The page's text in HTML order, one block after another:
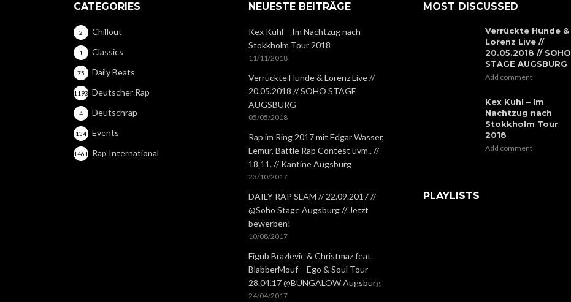
CATEGORIES
Chillout
2
Classics
1
Daily Beats
75
Deutscher Rap
1193
Deutschrap
4
Events
134
Rap International
1461
NEUESTE BEITRÄGE
Kex Kuhl – Im Nachtzug nach
Stokkholm Tour 2018
11/11/2018
Verrückte Hunde & Lorenz Live //
20.05.2018 // SOHO STAGE
AUGSBURG
05/05/2018
Rap im Ring 2017 mit Edgar Wasser,
Lemur, Battle Rap Contest uvm.. //
18.11. // Kantine Augsburg
23/10/2017
DAILY RAP SLAM // 22.09.2017 //
@Soho Stage Augsburg // Jetzt
bewerben!
10/08/2017
Figub Brazlevic & Christmaz feat.
BlabberMouf – Ego & Soul Tour
28.04.17 @BUNGALOW Augsburg
24/04/2017
MOST DISCUSSED
Verrückte Hunde &
Lorenz Live //
20.05.2018 // SOHO
STAGE AUGSBURG
Add comment
Kex Kuhl – Im
Nachtzug nach
Stokkholm Tour
2018
Add comment
PLAYLISTS